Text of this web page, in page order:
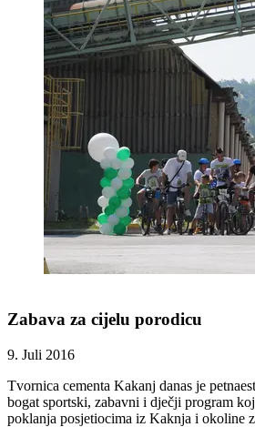
Zabava za cijelu porodicu
9. Juli 2016
Tvornica cementa Kakanj danas je
bogat sportski, zabavni i dječji program
poklanja posjetiocima iz Kaknja i okoline